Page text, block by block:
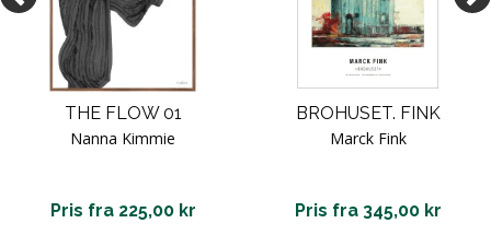
THE FLOW 01
Nanna Kimmie
Pris fra 225,00 kr
BROHUSET. FINK
Marck Fink
Pris fra 345,00 kr